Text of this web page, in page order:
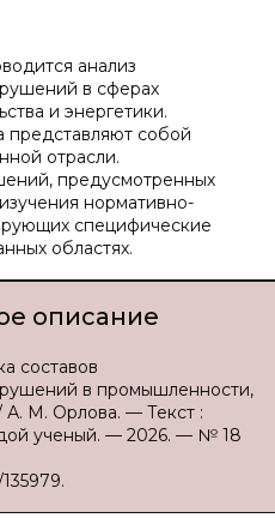
анализ
в сферах
и энергетики.
представляют собой
отрасли.
предусмотренных
нормативно-
специфические
областях.
описание
составов
в промышленности,
А. М. Орлова. — Текст :
ученый. — 2026. — № 18